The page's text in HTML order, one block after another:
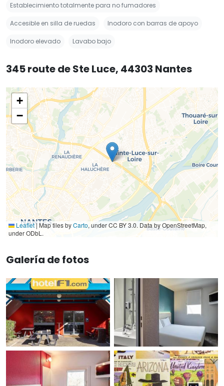
Establecimiento totalmente para no fumadores
Accesible en silla de ruedas Inodoro con barras de apoyo
Inodoro elevado Lavabo bajo
345 route de Ste Luce, 44303 Nantes
+
−
Leaflet| Map tiles byCarto, under CC BY 3.0. Data by OpenStreetMap,
under ODbL.
Galería de fotos